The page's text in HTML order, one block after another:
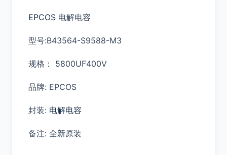
EPCOS 电解电容
型号:B43564-S9588-M3
规格： 5800UF400V
品牌: EPCOS
封装: 电解电容
备注: 全新原装